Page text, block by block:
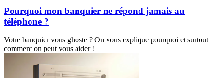
Pourquoi mon banquier ne répond jamais au
téléphone ?
Votre banquier vous ghoste ? On vous explique pourquoi et surtout
comment on peut vous aider !